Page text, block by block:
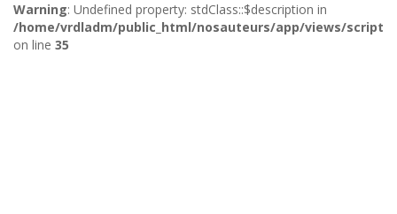
Warning: Undefined property: stdClass::$description in
/home/vrdladm/public_html/nosauteurs/app/views/
on line 35